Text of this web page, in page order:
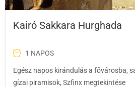
Kairó Sakkara Hurghada
1 NAPOS
Egész napos kirándulás a fővárosba,
gízai piramisok, Szfinx megtekintése